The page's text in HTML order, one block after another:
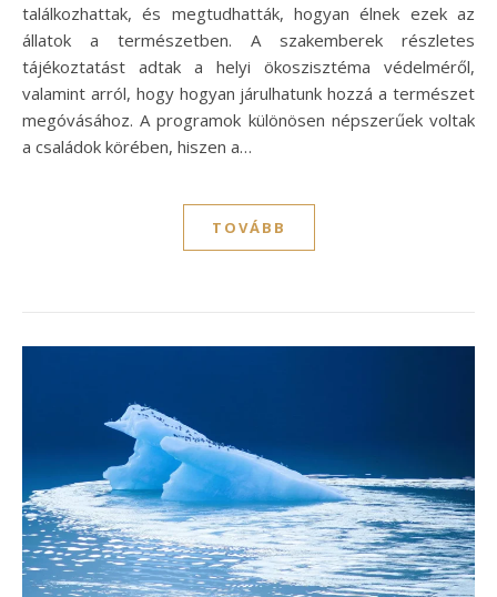
találkozhattak, és megtudhatták, hogyan élnek ezek az
állatok a természetben. A szakemberek részletes
tájékoztatást adtak a helyi ökoszisztéma védelméről,
valamint arról, hogy hogyan járulhatunk hozzá a természet
megóvásához. A programok különösen népszerűek voltak
a családok körében, hiszen a…
TOVÁBB